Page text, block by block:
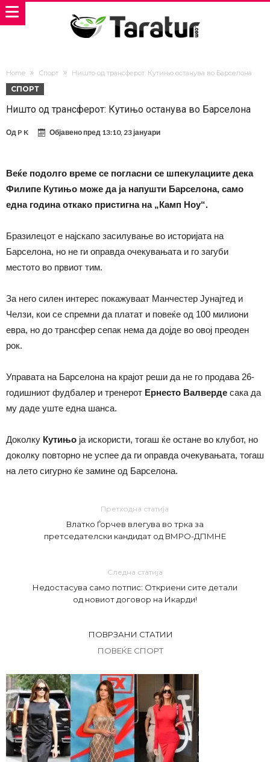
Home Спорт Ништо од трансферот: Кутињо останува во Барселона
СПОРТ
Ништо од трансферот: Кутињо останува во Барселона
Од P K Објавено пред 13:10, 23 јануари
Веќе подолго време се погласни се шпекулациите дека
Филипе Кутињо може да ја напушти Барселона, само
една година откако пристигна на „Камп Ноу“.
Бразилецот е најскапо засилување во историјата на
Барселона, но не ги оправда очекувањата и го загуби
местото во првиот тим.
За него силен интерес покажуваат Манчестер Јунајтед и
Челзи, кои се спремни да платат и повеќе од 100 милиони
евра, но до трансфер сепак нема да дојде во овој преоден
рок.
Управата на Барселона на крајот реши да не го продава 26-
годишниот фудбалер и тренерот Ернесто Валверде сака да
му даде уште една шанса.
Доколку Кутињо ја искористи, тогаш ќе остане во клубот, но
доколку повторно не успее да ги оправда очекувањата, тогаш
на лето сигурно ќе замине од Барселона.
Претходна статија
Влатко Ѓорчев влегува во трка за
претседателски кандидат од ВМРО-ДПМНЕ
Следна статија
Недостасува само потпис: Откриени сите детали
од новиот договор на Икарди!
ПОВРЗАНИ СТАТИИ
ПОВЕЌЕ СПОРТ